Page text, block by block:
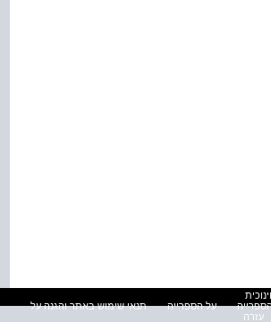
על הספרייה
תנאי שימוש באתר והגנה על
עזרה